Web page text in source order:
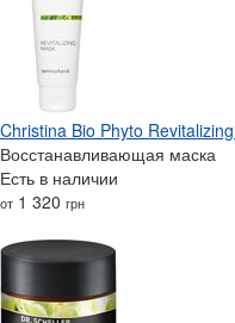
Christina Bio Phyto
Восстанавливающая маска
Есть в наличии
от 1 320 грн